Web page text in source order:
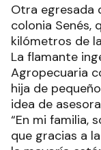
Otra egresada
colonia Senés,
kilómetros de
La flamante
Agropecuaria
hija de
idea de
“En mi familia,
que gracias a